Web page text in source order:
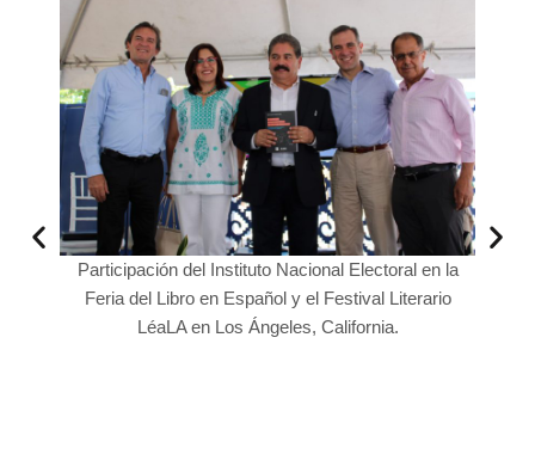
Participación del Instituto Nacional Electoral en la
Feria del Libro en Español y el Festival Literario
LéaLA en Los Ángeles, California.